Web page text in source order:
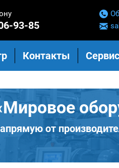
93-85
Контакты
от